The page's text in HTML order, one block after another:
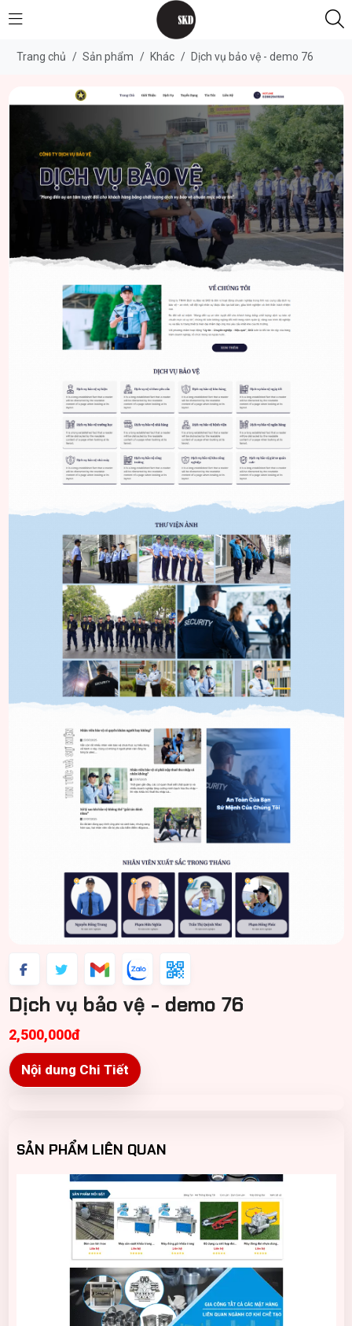
Trang chủ / Sản phẩm / Khác / Dịch vụ bảo vệ - demo 76
Dịch vụ bảo vệ - demo 76
2,500,000đ
Nội dung Chi Tiết
SẢN PHẨM LIÊN QUAN